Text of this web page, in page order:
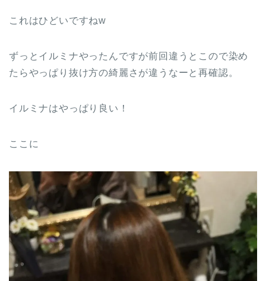
これはひどいですねw
ずっとイルミナやったんですが前回違うとこので染め
たらやっぱり抜け方の綺麗さが違うなーと再確認。
イルミナはやっぱり良い！
ここに